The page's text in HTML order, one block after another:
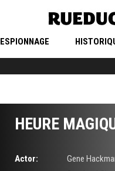
ESPIONNAGE
HEURE
Actor: Gene